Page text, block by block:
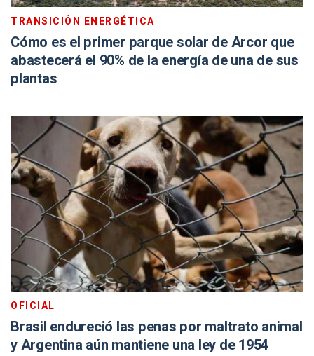
TRANSICIÓN ENERGÉTICA
Cómo es el primer parque solar de Arcor que
abastecerá el 90% de la energía de una de sus
plantas
OFICIAL
Brasil endureció las penas por maltrato animal
y Argentina aún mantiene una ley de 1954